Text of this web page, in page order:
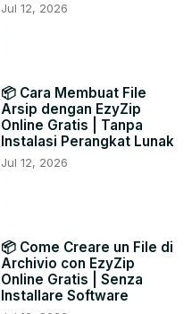
Jul 12, 2026
📦 Cara Membuat File
Arsip dengan EzyZip
Online Gratis | Tanpa
Instalasi Perangkat Lunak
Jul 12, 2026
📦 Come Creare un File di
Archivio con EzyZip
Online Gratis | Senza
Installare Software